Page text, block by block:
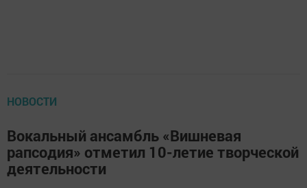
НОВОСТИ
Вокальный ансамбль «Вишневая
рапсодия» отметил 10-летие творческой
деятельности